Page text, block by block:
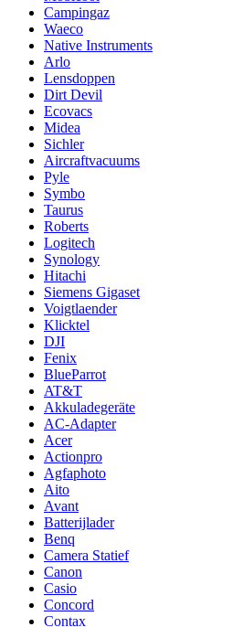
Campingaz
Waeco
Native Instruments
Arlo
Lensdoppen
Dirt Devil
Ecovacs
Midea
Sichler
Aircraftvacuums
Pyle
Symbo
Taurus
Roberts
Logitech
Synology
Hitachi
Siemens Gigaset
Voigtlaender
Klicktel
DJI
Fenix
BlueParrot
AT&T
Akkuladegeräte
AC-Adapter
Acer
Actionpro
Agfaphoto
Aito
Avant
Batterijlader
Benq
Camera Statief
Canon
Casio
Concord
Contax